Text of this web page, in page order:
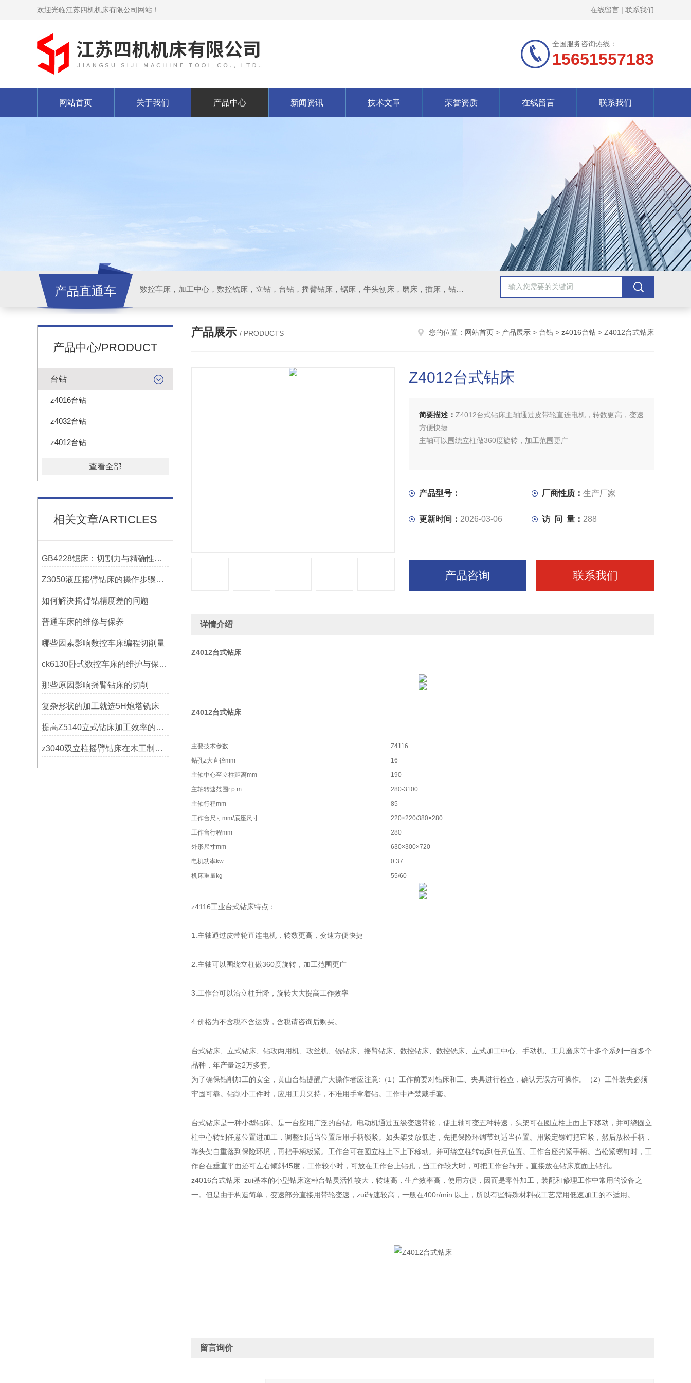
欢迎光临江苏四机机床有限公司网站！ 在线留言 | 联系我们
全国服务咨询热线：
15651557183
网站首页 关于我们 产品中心 新闻资讯 技术文章 荣誉资质 在线留言 联系我们
产品直通车 数控车床，加工中心，数控铣床，立钻，台钻，摇臂钻床，锯床，牛头刨床，磨床，插床，钻铣床，滚齿机
产品中心/PRODUCT
台钻
z4016台钻
z4032台钻
z4012台钻
查看全部
相关文章/ARTICLES
GB4228锯床：切割力与精确性的结合
Z3050液压摇臂钻床的操作步骤与安全注意事项
如何解决摇臂钻精度差的问题
普通车床的维修与保养
哪些因素影响数控车床编程切削量
ck6130卧式数控车床的维护与保养策略
那些原因影响摇臂钻床的切削
复杂形状的加工就选5H炮塔铣床
提高Z5140立式钻床加工效率的改进措施
z3040双立柱摇臂钻床在木工制作中的应用
产品展示 / PRODUCTS 您的位置： 网站首页 > 产品展示 > 台钻 > z4016台钻 > Z4012台式钻床
Z4012台式钻床
简要描述： Z4012台式钻床主轴通过皮带轮直连电机，转数更高，变速
方便快捷
主轴可以围绕立柱做360度旋转，加工范围更广
产品型号： 厂商性质： 生产厂家
更新时间： 2026-03-06 访 问 量： 288
产品咨询 联系我们
详情介绍
Z4012台式钻床
Z4012台式钻床
主要技术参数
Z4116
钻孔z大直径mm
16
主轴中心至立柱距离mm
190
主轴转速范围r.p.m
280-3100
主轴行程mm
85
工作台尺寸mm/底座尺寸
220×220/380×280
工作台行程mm
280
外形尺寸mm
630×300×720
电机功率kw
0.37
机床重量kg
55/60
z4116工业台式钻床特点：
1.主轴通过皮带轮直连电机，转数更高，变速方便快捷
2.主轴可以围绕立柱做360度旋转，加工范围更广
3.工作台可以沿立柱升降，旋转大大提高工作效率
4.价格为不含税不含运费，含税请咨询后购买。
台式钻床、立式钻床、钻攻两用机、攻丝机、铣钻床、摇臂钻床、数控钻床、数控铣床、立式加工中心、手动机、工具磨床等十多个系列一百多个
品种，年产量达2万多套。
为了确保钻削加工的安全，黄山台钻提醒广大操作者应注意:（1）工作前要对钻床和工、夹具进行检查，确认无误方可操作。（2）工件装夹必须
牢固可靠。钻削小工件时，应用工具夹持，不准用手拿着钻。工作中严禁戴手套。
台式钻床是一种小型钻床。是一台应用广泛的台钻。电动机通过五级变速带轮，使主轴可变五种转速，头架可在圆立柱上面上下移动，并可绕圆立
柱中心转到任意位置进加工，调整到适当位置后用手柄锁紧。如头架要放低进，先把保险环调节到适当位置。用紧定镙钉把它紧，然后放松手柄，
靠头架自重落到保险环境，再把手柄板紧。工作台可在圆立柱上下上下移动。并可绕立柱转动到任意位置。工作台座的紧手柄。当松紧螺钉时，工
作台在垂直平面还可左右倾斜45度，工作较小时，可放在工作台上钻孔，当工作较大时，可把工作台转开，直接放在钻床底面上钻孔。
z4016台式钻床 zui基本的小型钻床这种台钻灵活性较大，转速高，生产效率高，使用方便，因而是零件加工，装配和修理工作中常用的设备之
一。但是由于构造简单，变速部分直接用带轮变速，zui转速较高，一般在400r/min 以上，所以有些特殊材料或工艺需用低速加工的不适用。
留言询价